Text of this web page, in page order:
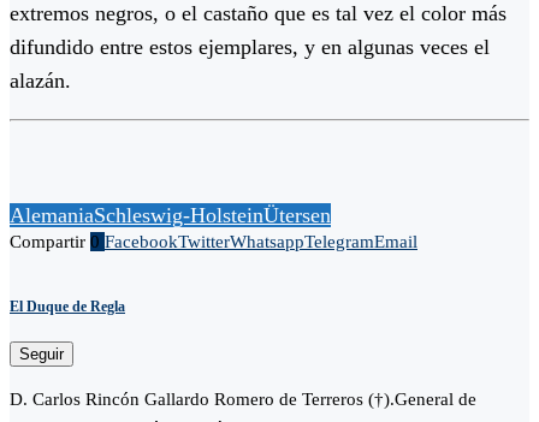
extremos negros, o el castaño que es tal vez el color más
difundido entre estos ejemplares, y en algunas veces el
alazán.
AlemaniaSchleswig-HolsteinÜtersen
Compartir 0 FacebookTwitterWhatsappTelegramEmail
El Duque de Regla
Seguir
D. Carlos Rincón Gallardo Romero de Terreros (†).General de